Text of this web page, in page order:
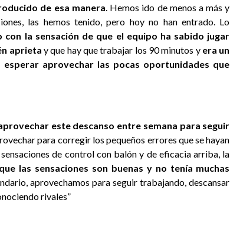
de esa manera. Hemos ido de menos a más y
las hemos tenido, pero hoy no han entrado. Lo
con la sensación de que el equipo ha sabido jugar
aprieta y que hay que trabajar los 90 minutos y era un
aprovechar las pocas oportunidades que
este descanso entre semana para seguir
para corregir los pequeños errores que se hayan
de control con balón y de eficacia arriba, la
las sensaciones son buenas y no tenía muchas
aprovechamos para seguir trabajando, descansar
rivales”